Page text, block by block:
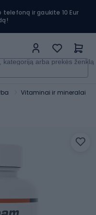
ir gaukite 10 Eur
arba prekės ženklą
Vitaminai ir mineralai